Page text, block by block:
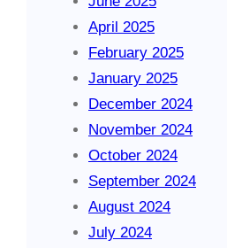
April 2025
February 2025
January 2025
December 2024
November 2024
October 2024
September 2024
August 2024
July 2024